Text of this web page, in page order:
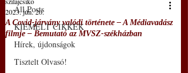
All Posts
KIEMELT CIKKEK
Hírek, újdonságok
Tisztelt Olvasó!
A Covid-járvány valódi története – A Médiavadász
filmje – Bemutató az MVSZ-székházban
2023. jún. 20.